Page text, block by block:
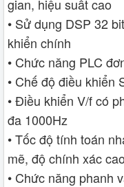
gian, hiệu suất cao
• Sử dụng DSP 32
khiển chính
• Chức năng PLC
• Chế độ điều khiển
• Điều khiển V/f có
đa 1000Hz
• Tốc độ tính toán
mẽ, độ chính xác cao
• Chức năng phanh